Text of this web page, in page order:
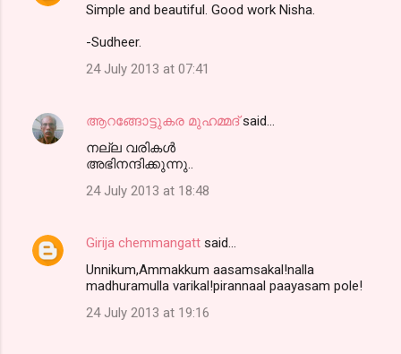
Simple and beautiful. Good work Nisha.
-Sudheer.
24 July 2013 at 07:41
ആറങ്ങോട്ടുകര മുഹമ്മദ്‌said…
നല്ല വരികള്‍
അഭിനന്ദിക്കുന്നു..
24 July 2013 at 18:48
Girija chemmangatt said…
Unnikum,Ammakkum aasamsakal!nalla
madhuramulla varikal!pirannaal paayasam pole!
24 July 2013 at 19:16